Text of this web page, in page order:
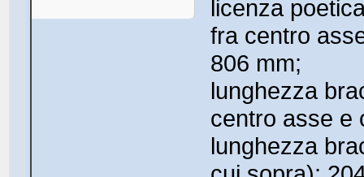
licenza
fra centro
806 mm;
lunghezza
centro asse e
lunghezza